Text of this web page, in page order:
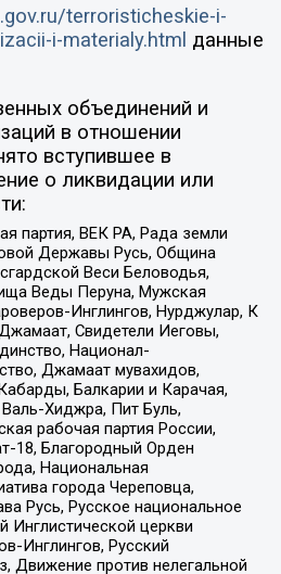
terroristicheskie-i-
i-materialy.html данные
объединений и
в отношении
вступившее в
о ликвидации или
партия, ВЕК РА, Рада земли
Державы Русь, Община
Веси Беловодья,
Веды Перуна, Мужская
Инглингов, Нурджулар, К
Свидетели Иеговы,
Национал-
Джамаат мувахидов,
Балкарии и Карачая,
Хиджра, Пит Буль,
рабочая партия России,
18, Благородный Орден
Национальная
города Череповца,
Русь, Русское национальное
Инглистической церкви
Инглингов, Русский
Движение против нелегальной